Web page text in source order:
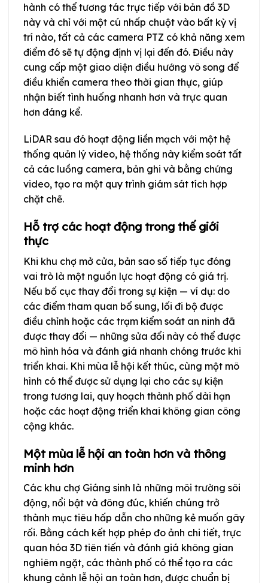
hành có thể tương tác trực tiếp với bản đồ 3D
này và chỉ với một cú nhấp chuột vào bất kỳ vị
trí nào, tất cả các camera PTZ có khả năng xem
điểm đó sẽ tự động định vị lại đến đó. Điều này
cung cấp một giao diện điều hướng vô song để
điều khiển camera theo thời gian thực, giúp
nhận biết tình huống nhanh hơn và trực quan
hơn đáng kể.
LiDAR sau đó hoạt động liền mạch với một hệ
thống quản lý video, hệ thống này kiểm soát tất
cả các luồng camera, bản ghi và bằng chứng
video, tạo ra một quy trình giám sát tích hợp
chặt chẽ.
Hỗ trợ các hoạt động trong thế giới
thực
Khi khu chợ mở cửa, bản sao số tiếp tục đóng
vai trò là một nguồn lực hoạt động có giá trị.
Nếu bố cục thay đổi trong sự kiện — ví dụ: do
các điểm tham quan bổ sung, lối đi bộ được
điều chỉnh hoặc các trạm kiểm soát an ninh đã
được thay đổi — những sửa đổi này có thể được
mô hình hóa và đánh giá nhanh chóng trước khi
triển khai. Khi mùa lễ hội kết thúc, cùng một mô
hình có thể được sử dụng lại cho các sự kiện
trong tương lai, quy hoạch thành phố dài hạn
hoặc các hoạt động triển khai không gian công
cộng khác.
Một mùa lễ hội an toàn hơn và thông
minh hơn
Các khu chợ Giáng sinh là những môi trường sôi
động, nổi bật và đông đúc, khiến chúng trở
thành mục tiêu hấp dẫn cho những kẻ muốn gây
rối. Bằng cách kết hợp phép đo ảnh chi tiết, trực
quan hóa 3D tiên tiến và đánh giá không gian
nghiêm ngặt, các thành phố có thể tạo ra các
khung cảnh lễ hội an toàn hơn, được chuẩn bị